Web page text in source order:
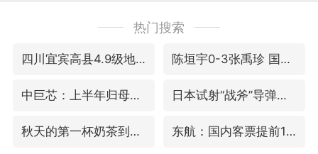
热门搜索
四川宜宾高县4.9级地震致1死 陈垣宇0-3张禹珍 国乒男单全军覆没
中巨芯：上半年归母净利润1405.77万元 日本试射“战斧”导弹，国防部回应
秋天的第一杯奶茶到底有多火 东航：国内客票提前14天免费退改